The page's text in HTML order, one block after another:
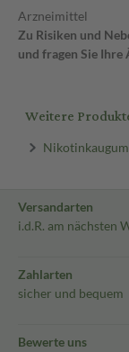
Arzneimittel
Zu Risiken und
und fragen Sie
Weitere
Versandarten
i.d.R. am nächsten
Zahlarten
sicher und bequem
Bewerte uns